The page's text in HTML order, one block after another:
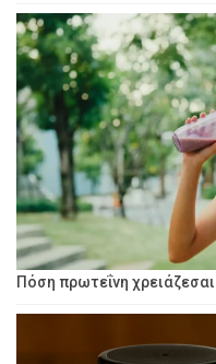
Πόση πρωτεΐνη χρειάζεσαι